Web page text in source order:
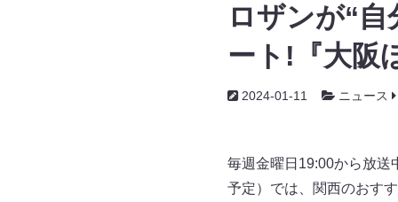
ロザンが“
ート!『大阪
2024-01-11 ニュース
毎週金曜日19:00から放送
予定）では、関西のおす